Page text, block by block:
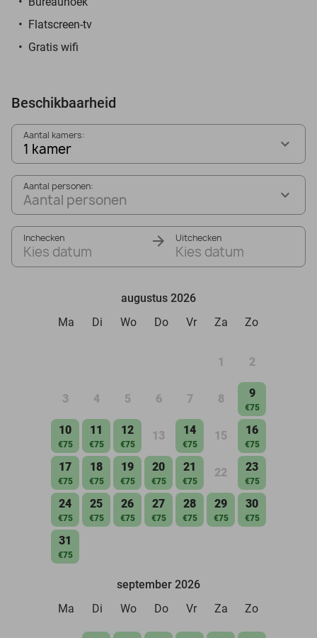
Flatscreen-tv
Gratis wifi
Beschikbaarheid
Aantal kamers:
1 kamer
Aantal personen:
Aantal personen
Inchecken
Kies datum
Uitchecken
Kies datum
augustus 2026
Ma
Di Wo Do Vr Za Zo
1 2
3 4 5 6 7 8 9
€75
10
€75
11
€75
12
€75
13 14
€75
15 16
€75
17
€75
18
€75
19
€75
20
€75
21
€75
22 23
€75
24
€75
25
€75
26
€75
27
€75
28
€75
29
€75
30
€75
31
€75
september 2026
Ma
Di Wo Do Vr Za Zo